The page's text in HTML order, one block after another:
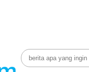
Search
for: